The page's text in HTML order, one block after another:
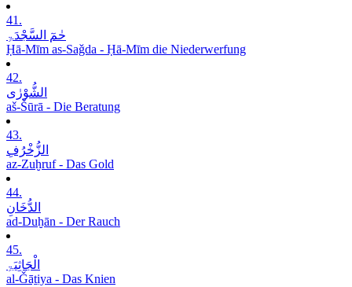
41.
حٰمٓ السَّجْدَۃِ
Ḥā-Mīm as-Saǧda - Ḥā-Mīm die Niederwerfung
42.
الشُّوْرٰی
aš-Šūrā - Die Beratung
43.
الزُّخْرُفِ
az-Zuḫruf - Das Gold
44.
الدُّخَانِ
ad-Duḫān - Der Rauch
45.
الْجَاثِیَۃِ
al-Ǧāṯiya - Das Knien